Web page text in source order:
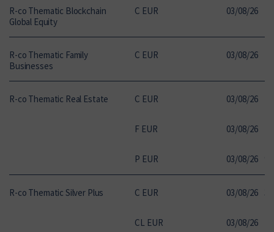
R-co Thematic Blockchain
Global Equity
C EUR 03/08/26
R-co Thematic Family
Businesses
C EUR 03/08/26
R-co Thematic Real Estate C EUR 03/08/26
F EUR 03/08/26
P EUR 03/08/26
R-co Thematic Silver Plus C EUR 03/08/26
CL EUR 03/08/26